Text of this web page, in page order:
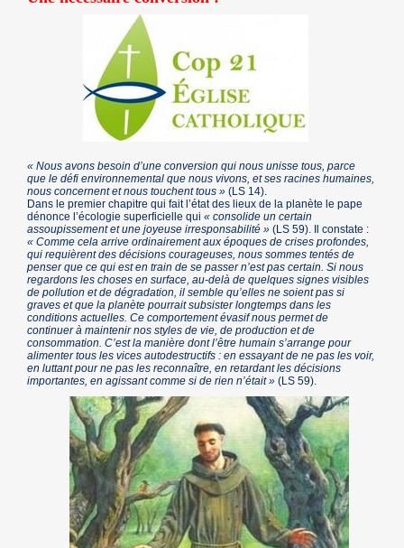
« Nous avons besoin d’une conversion qui nous unisse tous, parce
que le défi environnemental que nous vivons, et ses racines humaines,
nous concernent et nous touchent tous » (LS 14).
Dans le premier chapitre qui fait l’état des lieux de la planète le pape
dénonce l’écologie superficielle qui« consolide un certain
assoupissement et une joyeuse irresponsabilité » (LS 59). Il constate :
« Comme cela arrive ordinairement aux époques de crises profondes,
qui requièrent des décisions courageuses, nous sommes tentés de
penser que ce qui est en train de se passer n’est pas certain. Si nous
regardons les choses en surface, au-delà de quelques signes visibles
de pollution et de dégradation, il semble qu’elles ne soient pas si
graves et que la planète pourrait subsister longtemps dans les
conditions actuelles. Ce comportement évasif nous permet de
continuer à maintenir nos styles de vie, de production et de
consommation. C’est la manière dont l’être humain s’arrange pour
alimenter tous les vices autodestructifs : en essayant de ne pas les voir,
en luttant pour ne pas les reconnaître, en retardant les décisions
importantes, en agissant comme si de rien n’était » (LS 59).